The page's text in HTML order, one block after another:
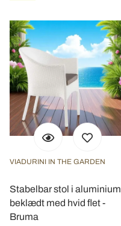
VIADURINI IN THE GARDEN
Stabelbar stol i aluminium
beklædt med hvid flet -
Bruma